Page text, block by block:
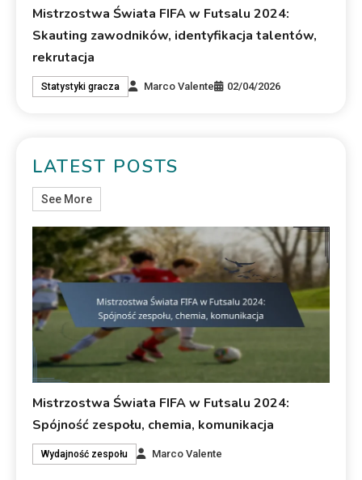
Mistrzostwa Świata FIFA w Futsalu 2024:
Skauting zawodników, identyfikacja talentów,
rekrutacja
Statystyki gracza Marco Valente 02/04/2026
LATEST POSTS
See More
Mistrzostwa Świata FIFA w Futsalu 2024:
Spójność zespołu, chemia, komunikacja
Wydajność zespołu Marco Valente